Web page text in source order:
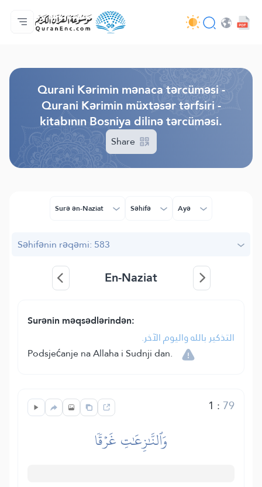
Ana səhifə
Tərcümənin mündəricatı
Audio
Tərtibatçıların xidməti - API
Layihə haqqında
Bizimlə əlaqə saxla
Dil
Qurani Kərimin mənaca tərcüməsi -
Qurani Kərimin müxtəsər tərfsiri -
kitabının Bosniya dilinə tərcüməsi.
Share
Surə ən-Naziat Səhifə Ayə
Səhifənin rəqəmi: 583
En-Naziat
Surənin məqsədlərindən:
التذكير بالله واليوم الآخر.
Podsjećanje na Allaha i Sudnji dan.
1 : 79
وَٱلنَّٰزِعَٰتِ غَرۡقٗا